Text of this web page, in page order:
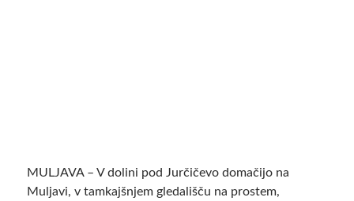
MULJAVA – V dolini pod Jurčičevo domačijo na
Muljavi, v tamkajšnjem gledališču na prostem,